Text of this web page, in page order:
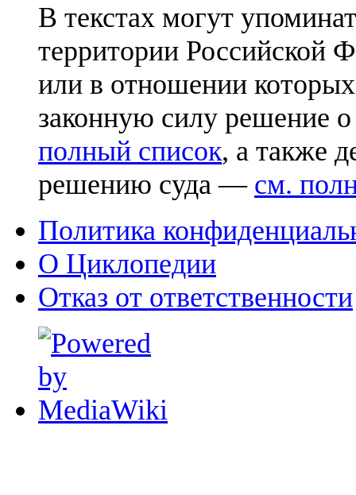
В текстах могут
территории Российской
или в отношении
законную силу решение
полный список, а также
решению суда — см.
Политика
О Циклопедии
Отказ от ответственности